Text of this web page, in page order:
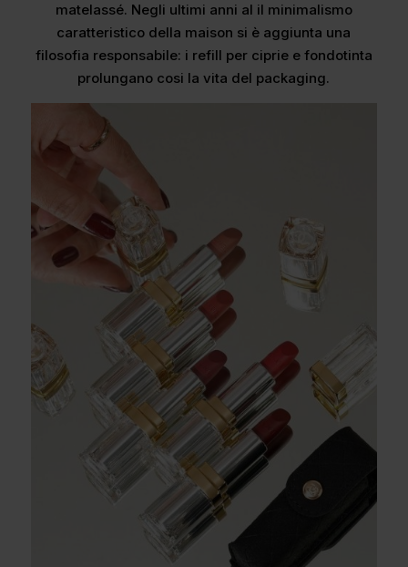
matelassé. Negli ultimi anni al il minimalismo
caratteristico della maison si è aggiunta una
filosofia responsabile: i refill per ciprie e fondotinta
prolungano cosi la vita del packaging.